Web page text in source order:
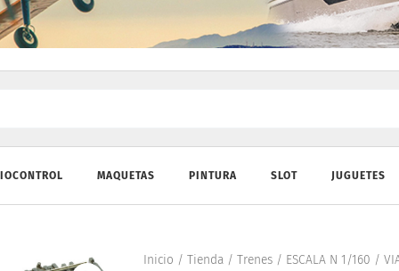
MAQUETAS PINTURA SLOT JUGUETES
Inicio / Tienda/ Trenes/ ESCALA N 1/160 /